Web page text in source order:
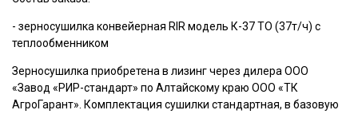
- зерносушилка конвейерная RIR модель К-37 ТО (37т/ч) с
теплообменником
Зерносушилка приобретена в лизинг через дилера ООО
«Завод «РИР-стандарт» по Алтайскому краю ООО «ТК
АгроГарант». Комплектация сушилки стандартная, в базовую